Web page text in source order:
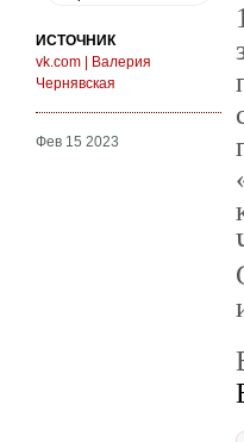
ИСТОЧНИК
vk.com | Валерия
Чернявская
Фев 15 2023